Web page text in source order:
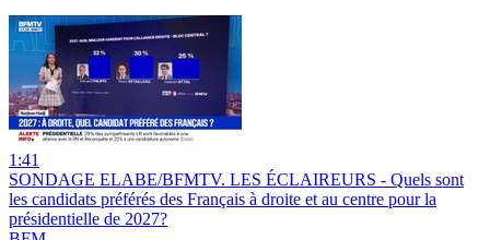
1:41
SONDAGE ELABE/BFMTV. LES ÉCLAIREURS - Quels sont
les candidats préférés des Français à droite et au centre pour la
présidentielle de 2027?